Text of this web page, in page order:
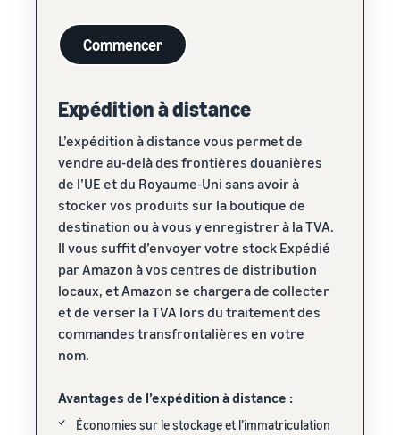
Commencer
Expédition à distance
L’expédition à distance vous permet de
vendre au-delà des frontières douanières
de l’UE et du Royaume-Uni sans avoir à
stocker vos produits sur la boutique de
destination ou à vous y enregistrer à la TVA.
Il vous suffit d’envoyer votre stock Expédié
par Amazon à vos centres de distribution
locaux, et Amazon se chargera de collecter
et de verser la TVA lors du traitement des
commandes transfrontalières en votre
nom.
Avantages de l’expédition à distance :
Économies sur le stockage et l’immatriculation